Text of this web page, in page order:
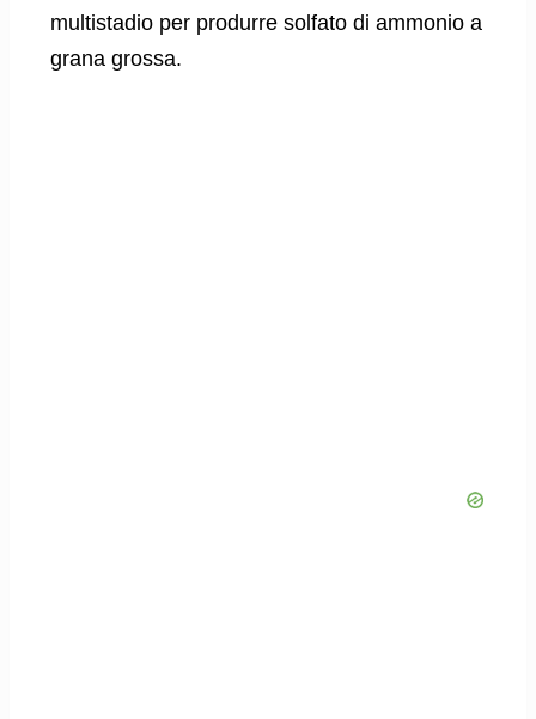
multistadio per produrre solfato di ammonio a
grana grossa.